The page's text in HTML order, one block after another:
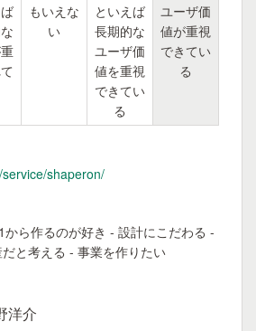
もいえな
い
といえば
長期的な
ユーザ価
値を重視
できてい
る
ユーザ価
値が重視
できてい
る
shaperon/
ら作るのが好き - 設計にこだわる -
と考える - 事業を作りたい
洋介